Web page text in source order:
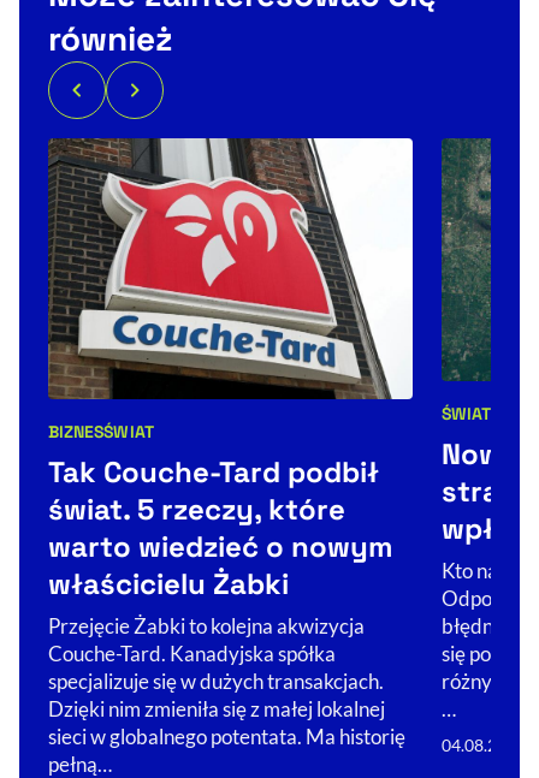
również
Kategorie artykułu:
BIZNESŚWIAT
Tak Couche-Tard podbił
świat. 5 rzeczy, które
warto wiedzieć o nowym
właścicielu Żabki
Przejęcie Żabki to kolejna akwizycja
Couche-Tard. Kanadyjska spółka
specjalizuje się w dużych transakcjach.
Dzięki nim zmieniła się z małej lokalnej
sieci w globalnego potentata. Ma historię
pełną…
ŚWIAT
Nowy
Kto
błędna.
się polem
różnych
…
04.08.2026